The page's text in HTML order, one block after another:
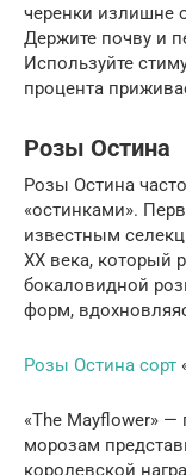
черенки излишне
Держите почву и
Используйте
процента
Розы Остина
Розы Остина
«остинками».
известным
XX века, который
бокаловидной
форм,
Розы Остина сорт
«The Mayflower»
морозам
королевской